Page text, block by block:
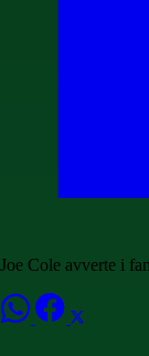
Joe Cole avverte i